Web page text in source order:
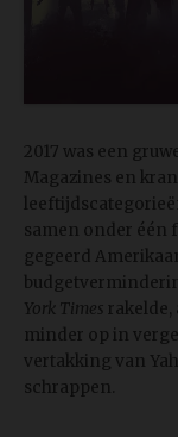
2017 was een
Magazines en
samen onder één
gegeerd
York Times
minder op in
vertakking van
schrappen.